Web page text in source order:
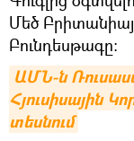
Մեծ
Բունդեսթագը։​
ԱՄՆ-ն
Հյուսիսային
տեսնում